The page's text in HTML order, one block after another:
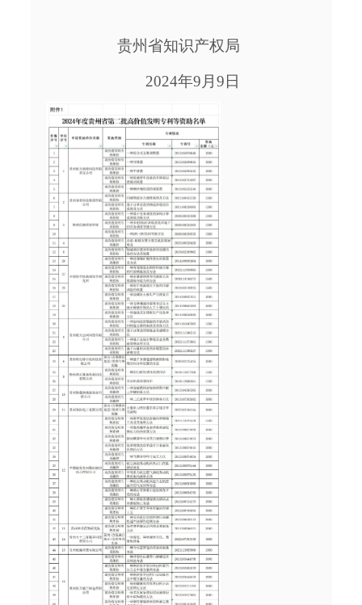
贵州省知识产权局
2024年9月9日